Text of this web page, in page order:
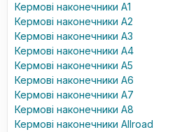
Кермові наконечники A1
Кермові наконечники A2
Кермові наконечники A3
Кермові наконечники A4
Кермові наконечники A5
Кермові наконечники A6
Кермові наконечники A7
Кермові наконечники A8
Кермові наконечники Allroad